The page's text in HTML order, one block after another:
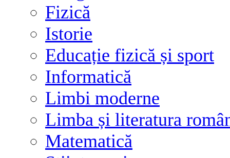
Fizică
Istorie
Educație fizică și sport
Informatică
Limbi moderne
Limba și literatura
Matematică